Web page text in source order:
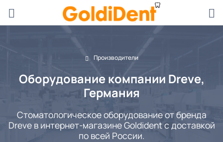
Производители
Оборудование компании Dreve,
Германия
Стоматологическое оборудование от бренда
Dreve в интернет-магазине Goldident с доставкой
по всей России.